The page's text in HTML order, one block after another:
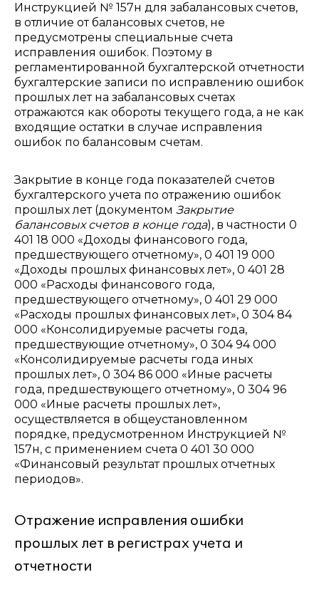
Инструкцией № 157н для забалансовых счетов,
в отличие от балансовых счетов, не
предусмотрены специальные счета
исправления ошибок. Поэтому в
регламентированной бухгалтерской отчетности
бухгалтерские записи по исправлению ошибок
прошлых лет на забалансовых счетах
отражаются как обороты текущего года, а не как
входящие остатки в случае исправления
ошибок по балансовым счетам.
Закрытие в конце года показателей счетов
бухгалтерского учета по отражению ошибок
прошлых лет (документом Закрытие
балансовых счетов в конце года), в частности 0
401 18 000 «Доходы финансового года,
предшествующего отчетному», 0 401 19 000
«Доходы прошлых финансовых лет», 0 401 28
000 «Расходы финансового года,
предшествующего отчетному», 0 401 29 000
«Расходы прошлых финансовых лет», 0 304 84
000 «Консолидируемые расчеты года,
предшествующие отчетному», 0 304 94 000
«Консолидируемые расчеты года иных
прошлых лет», 0 304 86 000 «Иные расчеты
года, предшествующего отчетному», 0 304 96
000 «Иные расчеты прошлых лет»,
осуществляется в общеустановленном
порядке, предусмотренном Инструкцией №
157н, с применением счета 0 401 30 000
«Финансовый результат прошлых отчетных
периодов».
Отражение исправления ошибки
прошлых лет в регистрах учета и
отчетности